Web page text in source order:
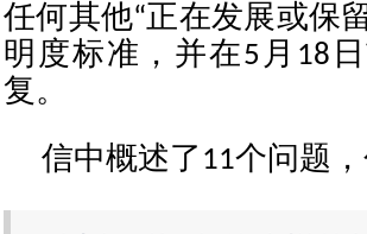
任何其他“正在发展或保
明度标准，并在5月18
复。
信中概述了11个问题，